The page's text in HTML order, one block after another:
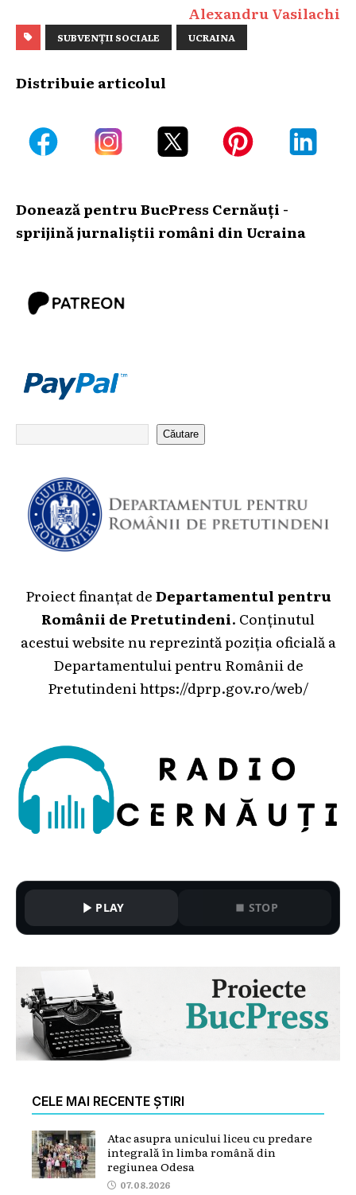
Alexandru Vasilachi
SUBVENȚII SOCIALE UCRAINA
Distribuie articolul
Donează pentru BucPress Cernăuți -
sprijină jurnaliștii români din Ucraina
Căutare
Proiect finanțat deDepartamentul pentru
Românii de Pretutindeni. Conținutul
acestui website nu reprezintă poziția oficială a
Departamentului pentru Românii de
Pretutindeni https://dprp.gov.ro/web/
PLAY STOP
CELE MAI RECENTE ȘTIRI
Atac asupra unicului liceu cu predare
integrală în limba română din
regiunea Odesa
07.08.2026